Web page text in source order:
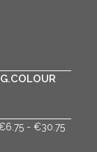
6.75 - €30.75